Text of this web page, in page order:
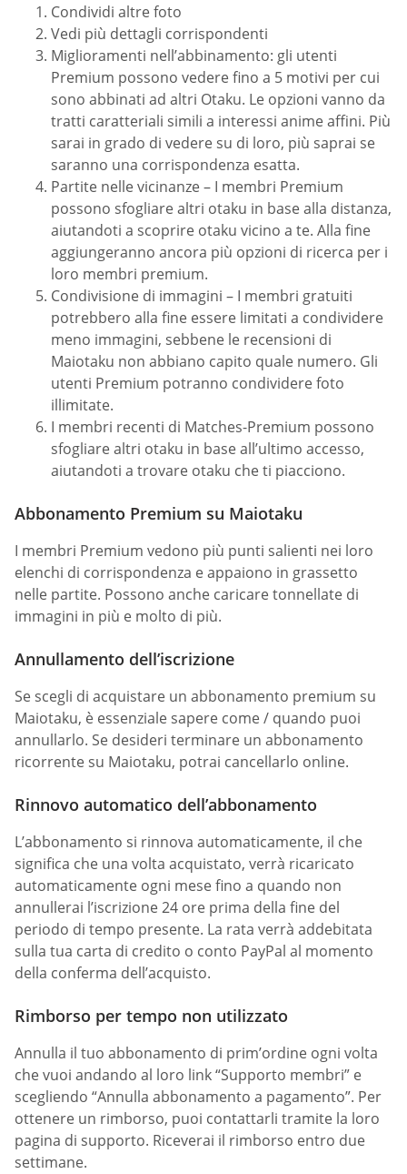
Condividi altre foto
Vedi più dettagli corrispondenti
Miglioramenti nell’abbinamento: gli utenti
Premium possono vedere fino a 5 motivi per cui
sono abbinati ad altri Otaku. Le opzioni vanno da
tratti caratteriali simili a interessi anime affini. Più
sarai in grado di vedere su di loro, più saprai se
saranno una corrispondenza esatta.
Partite nelle vicinanze – I membri Premium
possono sfogliare altri otaku in base alla distanza,
aiutandoti a scoprire otaku vicino a te. Alla fine
aggiungeranno ancora più opzioni di ricerca per i
loro membri premium.
Condivisione di immagini – I membri gratuiti
potrebbero alla fine essere limitati a condividere
meno immagini, sebbene le recensioni di
Maiotaku non abbiano capito quale numero. Gli
utenti Premium potranno condividere foto
illimitate.
I membri recenti di Matches-Premium possono
sfogliare altri otaku in base all’ultimo accesso,
aiutandoti a trovare otaku che ti piacciono.
Abbonamento Premium su Maiotaku
I membri Premium vedono più punti salienti nei loro
elenchi di corrispondenza e appaiono in grassetto
nelle partite. Possono anche caricare tonnellate di
immagini in più e molto di più.
Annullamento dell’iscrizione
Se scegli di acquistare un abbonamento premium su
Maiotaku, è essenziale sapere come / quando puoi
annullarlo. Se desideri terminare un abbonamento
ricorrente su Maiotaku, potrai cancellarlo online.
Rinnovo automatico dell’abbonamento
L’abbonamento si rinnova automaticamente, il che
significa che una volta acquistato, verrà ricaricato
automaticamente ogni mese fino a quando non
annullerai l’iscrizione 24 ore prima della fine del
periodo di tempo presente. La rata verrà addebitata
sulla tua carta di credito o conto PayPal al momento
della conferma dell’acquisto.
Rimborso per tempo non utilizzato
Annulla il tuo abbonamento di prim’ordine ogni volta
che vuoi andando al loro link “Supporto membri” e
scegliendo “Annulla abbonamento a pagamento”. Per
ottenere un rimborso, puoi contattarli tramite la loro
pagina di supporto. Riceverai il rimborso entro due
settimane.